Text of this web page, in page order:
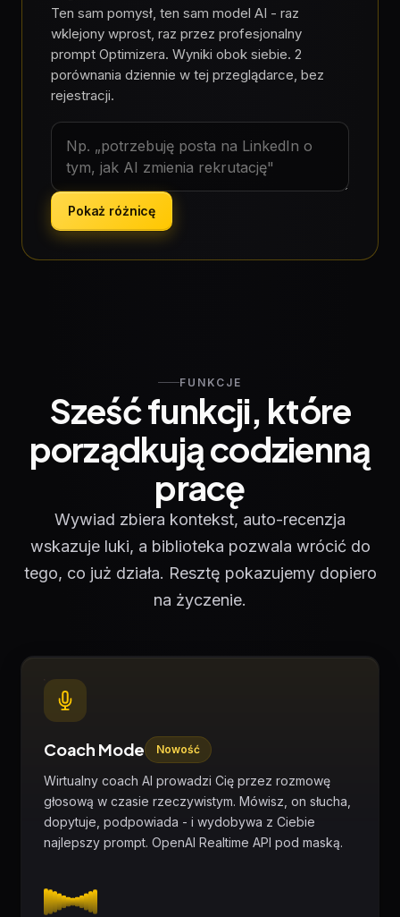
Ten sam pomysł, ten sam model AI - raz
wklejony wprost, raz przez profesjonalny
prompt Optimizera. Wyniki obok siebie. 2
porównania dziennie w tej przeglądarce, bez
rejestracji.
Pomysł, który chcesz zamienić w precyzyjny
Pokaż różnicę
FUNKCJE
Sześć funkcji, które
porządkują codzienną
pracę
Wywiad zbiera kontekst, auto-recenzja
wskazuje luki, a biblioteka pozwala wrócić do
tego, co już działa. Resztę pokazujemy dopiero
na życzenie.
Coach Mode Nowość
Wirtualny coach AI prowadzi Cię przez rozmowę
głosową w czasie rzeczywistym. Mówisz, on słucha,
dopytuje, podpowiada - i wydobywa z Ciebie
najlepszy prompt. OpenAI Realtime API pod maską.